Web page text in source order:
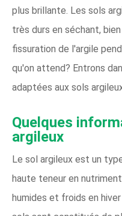
plus brillante. Les sols
très durs en séchant,
fissuration de l'argile
qu'on attend? Entrons
adaptées aux sols
Quelques
argileux
Le sol argileux est un
haute teneur en
humides et froids en